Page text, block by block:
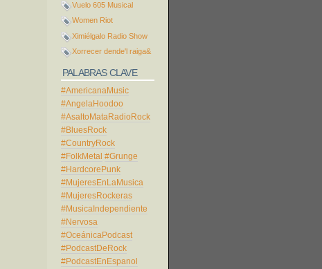
Vuelo 605 Musical
Women Riot
Ximiélgalo Radio Show
Xorrecer dende'l raiga&
PALABRAS CLAVE
#AmericanaMusic
#AngelaHoodoo
#AsaltoMataRadioRock
#BluesRock
#CountryRock
#FolkMetal #Grunge
#HardcorePunk
#MujeresEnLaMusica
#MujeresRockeras
#MusicaIndependiente
#Nervosa
#OceánicaPodcast
#PodcastDeRock
#PodcastEnEspanol